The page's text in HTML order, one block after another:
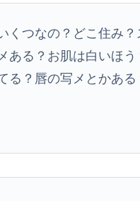
くつなの？どこ住み
ある？お肌は白いほ
る？唇の写メとかあ